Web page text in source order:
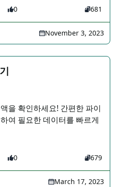
0 681
November 3, 2023
을 확인하세요! 간편한 파이
여 필요한 데이터를 빠르게
0 679
March 17, 2023